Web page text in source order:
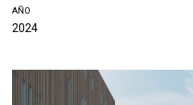
AÑO
2024